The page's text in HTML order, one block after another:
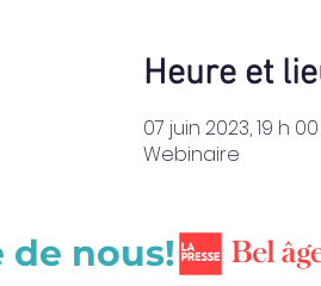
Heure et
07 juin 2023, 19 h 00
Webinaire
de nous!